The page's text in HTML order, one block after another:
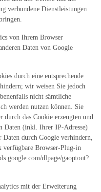
verbundene Dienstleistungen
von Ihrem Browser
Daten von Google
durch eine entsprechende
wir weisen Sie jedoch
nicht sämtliche
werden nutzen können. Sie
durch das Cookie erzeugten und
Daten (inkl. Ihrer IP-Adresse)
durch Google verhindern,
verfügbare Browser-Plug-in
dlpage/gaoptout?
mit der Erweiterung